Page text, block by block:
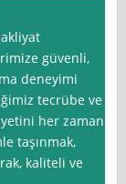
güvenli,
deneyimi
tecrübe ve
her zaman
taşınmak,
kaliteli ve